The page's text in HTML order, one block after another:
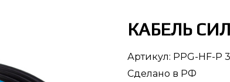
КАБЕЛЬ
Артикул: PPG-HF-P
Сделано в РФ